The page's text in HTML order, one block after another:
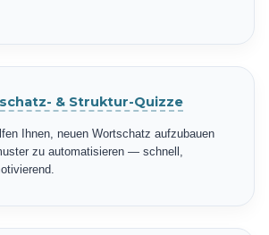
& Struktur-Quizze
Ihnen, neuen Wortschatz aufzubauen
zu automatisieren — schnell,